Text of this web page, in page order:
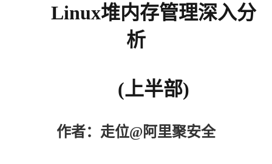
Linux堆内存管理深入分
析
(上半部)
作者：走位@阿里聚安全